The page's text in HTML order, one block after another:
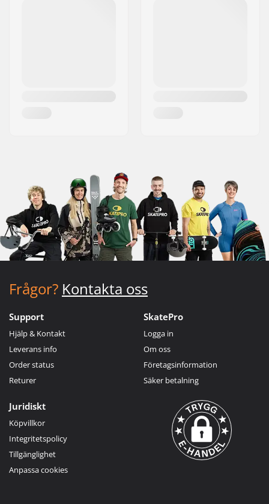
Frågor? Kontakta oss
Support
Hjälp & Kontakt
Leverans info
Order status
Returer
SkatePro
Logga in
Om oss
Företagsinformation
Säker betalning
Juridiskt
Köpvillkor
Integritetspolicy
Tillgänglighet
Anpassa cookies